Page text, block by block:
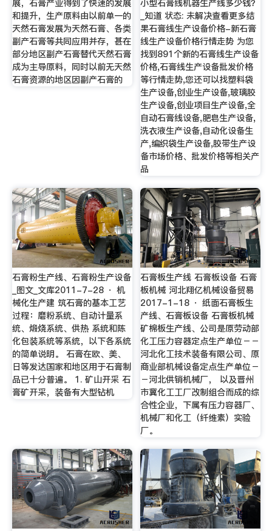
展，石膏产业得到了快速的发展
和提升，生产原料由以前单一的
天然石膏发展为天然石膏、各类
副产石膏等共同应用并存，甚在
部分地区副产石膏替代天然石膏
成为主导原料，同时以前无天然
石膏资源的地区因副产石膏的
小型石膏线机器生产线多少钱？
_知道 状态: 未解决查看更多结
果石膏线生产设备价格-新石膏
线生产设备价格行情走势 为您
找到891个新的石膏线生产设备
价格,石膏线生产设备批发价格
等行情走势,您还可以找塑料袋
生产设备,创业生产设备,玻璃胶
生产设备,创业项目生产设备,全
自动石膏线设备,肥皂生产设备,
洗衣液生产设备,自动化设备生
产,编织袋生产设备,胶带生产设
备市场价格、批发价格等相关产
品
石膏粉生产线、石膏粉生产设备
_图文_文库2011-7-28 · 机
械化生产建 筑石膏的基本工艺
过程：磨粉系统、自动计量系
统、煅烧系统、供热 系统和陈
化包装系统等系统，以下各系统
的简单说明。 石膏在欧、美、
日等发达国家和地区用于石膏制
品已十分普遍。 1. 矿山开采 石
膏矿开采，装备有大型钻机
石膏板生产线 石膏板设备 石膏
板机械 河北翔亿机械设备贸易
2017-1-18 · 纸面石膏板生
产线、石膏板设备 石膏板机械
矿棉板生产线、公司是原劳动部
化工压力容器定点生产单位－－
河北化工技术装备有限公司、原
商业部机械设备定点生产单位－
－河北供销机械厂， 以及晋州
市冀化工工厂改制组合而成的综
合性企业，下属有压力容器厂、
机械厂和化工（纤维素）实验
厂。